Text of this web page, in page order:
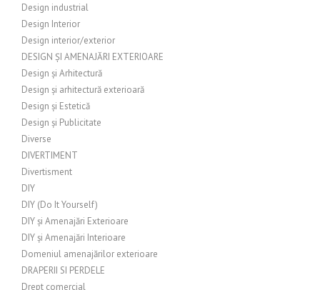
Design industrial
Design Interior
Design interior/exterior
DESIGN ȘI AMENAJĂRI EXTERIOARE
Design și Arhitectură
Design și arhitectură exterioară
Design și Estetică
Design și Publicitate
Diverse
DIVERTIMENT
Divertisment
DIY
DIY (Do It Yourself)
DIY și Amenajări Exterioare
DIY și Amenajări Interioare
Domeniul amenajărilor exterioare
DRAPERII SI PERDELE
Drept comercial